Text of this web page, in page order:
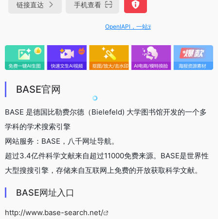
链接直达 手机查看
OpenIAPI，一站式大模型API聚合平台
BASE官网
BASE 是德国比勒费尔德（Bielefeld) 大学图书馆开发的一个多
学科的学术搜索引擎
网站服务：BASE，八千网址导航。
超过3.4亿件科学文献来自超过11000免费来源。BASE是世界性
大型搜搜引擎，存储来自互联网上免费的开放获取科学文献。
BASE网址入口
http://www.base-search.net/